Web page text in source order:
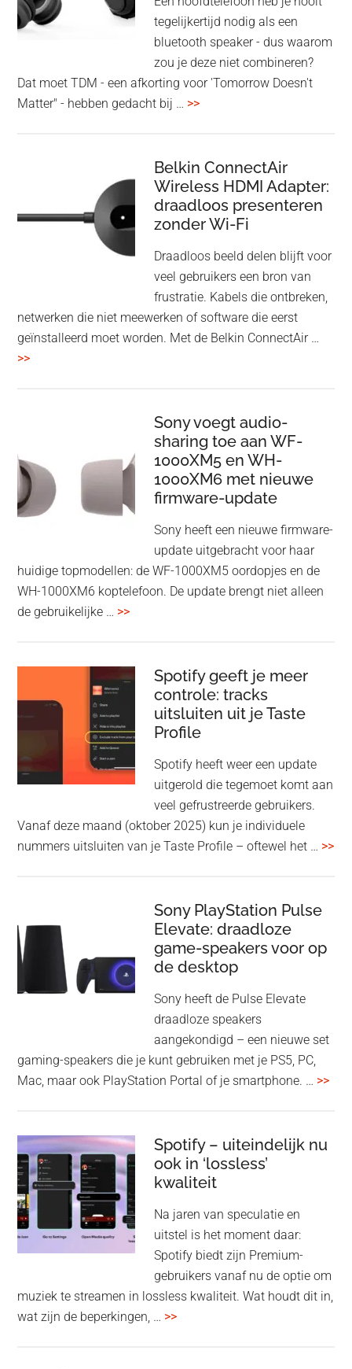
tegelijkertijd nodig als een
bluetooth speaker - dus waarom
zou je deze niet combineren?
Dat moet TDM - een afkorting voor 'Tomorrow Doesn't
Matter" - hebben gedacht bij … >>overHoofdtelefoon
Speaker
in
een
twist
Belkin ConnectAir
Wireless HDMI Adapter:
draadloos presenteren
zonder Wi-Fi
Draadloos beeld delen blijft voor
veel gebruikers een bron van
frustratie. Kabels die ontbreken,
netwerken die niet meewerken of software die eerst
geïnstalleerd moet worden. Met de Belkin ConnectAir …
>>overBelkin
draadloos
presenteren
zonder
Wi-
Sony voegt audio-
sharing toe aan WF-
1000XM5 en WH-
1000XM6 met nieuwe
firmware-update
Sony heeft een nieuwe firmware-
update uitgebracht voor haar
huidige topmodellen: de WF-1000XM5 oordopjes en de
WH-1000XM6 koptelefoon. De update brengt niet alleen
de gebruikelijke … >>overSony
sharing
WF-
en
1000XM6
nieuwe
Spotify geeft je meer
controle: tracks
uitsluiten uit je Taste
Profile
Spotify heeft weer een update
uitgerold die tegemoet komt aan
veel gefrustreerde gebruikers.
Vanaf deze maand (oktober 2025) kun je individuele
nummers uitsluiten van je Taste Profile – oftewel het … >>
Sony PlayStation Pulse
Elevate: draadloze
game-speakers voor op
de desktop
Sony heeft de Pulse Elevate
draadloze speakers
aangekondigd – een nieuwe set
gaming-speakers die je kunt gebruiken met je PS5, PC,
Mac, maar ook PlayStation Portal of je smartphone. … >>
Spotify – uiteindelijk nu
ook in ‘lossless’
kwaliteit
Na jaren van speculatie en
uitstel is het moment daar:
Spotify biedt zijn Premium-
gebruikers vanaf nu de optie om
muziek te streamen in lossless kwaliteit. Wat houdt dit in,
wat zijn de beperkingen, … >>overSpotify